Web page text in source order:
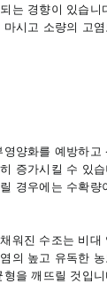
는 경향이 있습니
시고 소량의 고
양화를 예방하고
증가시킬 수 있
경우에는 수확량
워진 수조는 비대
의 높고 유독한
을 깨뜨릴 것입